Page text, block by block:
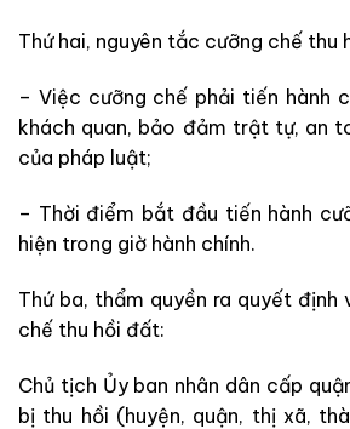
Thứ hai, nguyên tắc cưỡng chế thu
– Việc cưỡng chế phải tiến hành
khách quan, bảo đảm trật tự, an
của pháp luật;
– Thời điểm bắt đầu tiến hành
hiện trong giờ hành chính.
Thứ ba, thẩm quyền ra quyết định
chế thu hồi đất:
Chủ tịch Ủy ban nhân dân cấp
bị thu hồi (huyện, quận, thị xã,